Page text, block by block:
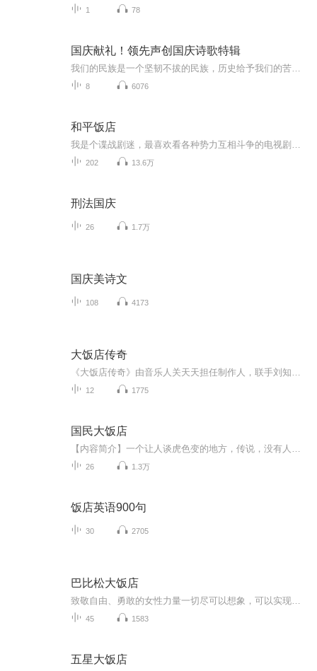
1 78
国庆献礼！领先声创国庆诗歌特辑
8 6076
和平饭店
202 13.6万
刑法国庆
26 1.7万
国庆美诗文
108 4173
大饭店传奇
12 1775
国民大饭店
26 1.3万
饭店英语900句
30 2705
巴比松大饭店
45 1583
五星大饭店